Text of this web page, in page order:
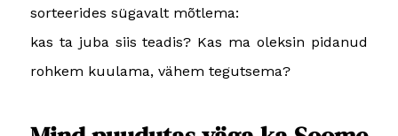
sorteerides sügavalt mõtlema:
kas ta juba siis teadis? Kas ma oleksin pidanud
rohkem kuulama, vähem tegutsema?